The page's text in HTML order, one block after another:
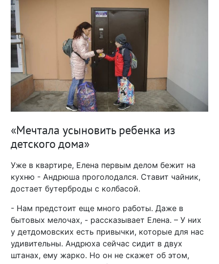
«Мечтала усыновить ребенка из
детского дома»
Уже в квартире, Елена первым делом бежит на
кухню - Андрюша проголодался. Ставит чайник,
достает бутерброды с колбасой.
- Нам предстоит еще много работы. Даже в
бытовых мелочах, - рассказывает Елена. – У них
у детдомовских есть привычки, которые для нас
удивительны. Андрюха сейчас сидит в двух
штанах, ему жарко. Но он не скажет об этом,